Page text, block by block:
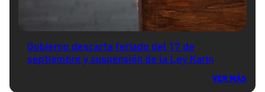
Gobierno descarta feriado del 17 de
septiembre y suspensión de la Ley Karin
VER MÁS